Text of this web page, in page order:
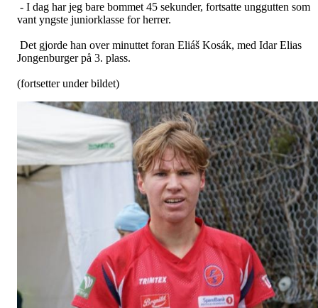
- I dag har jeg bare bommet 45 sekunder, fortsatte unggutten som
vant yngste juniorklasse for herrer.
Det gjorde han over minuttet foran Eliáš Kosák, med Idar Elias
Jongenburger på 3. plass.
(fortsetter under bildet)